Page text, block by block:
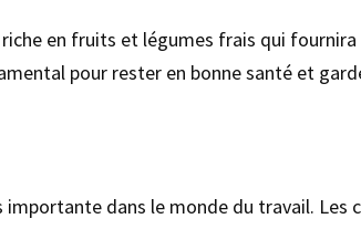
en fruits et légumes frais qui
pour rester en bonne santé et
dans le monde du travail.